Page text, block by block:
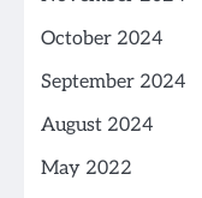
October 2024
September 2024
August 2024
May 2022